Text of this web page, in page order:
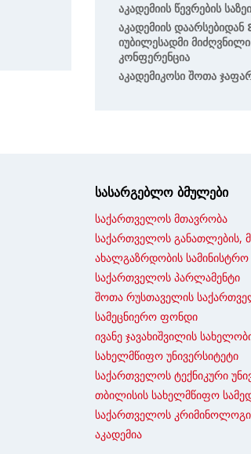
Აკადემიის Წევრების
Აკადემიის Დაარსებიდან
Იუბილესადმი
Კონფერენცია
Აკადემიკოსი Შოთა
სასარგებლო ბმულები
საქართველოს მთავრობა
საქართველოს განათლების,
ახალგაზრდობის სამინისტრო
საქართველოს პარლამენტი
შოთა რუსთაველის
სამეცნიერო ფონდი
ივანე ჯავახიშვილის
სახელმწიფო უნივერსიტეტი
საქართველოს ტექნიკური
თბილისის სახელმწიფო
საქართველოს
აკადემია